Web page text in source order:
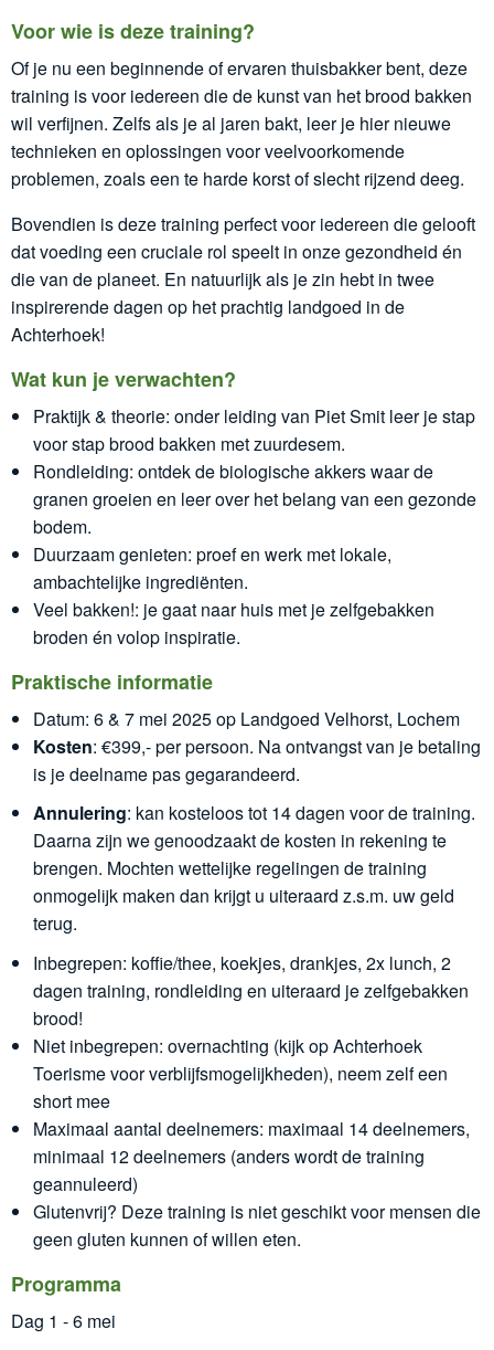
Voor wie is deze training?
Of je nu een beginnende of ervaren thuisbakker bent, deze
training is voor iedereen die de kunst van het brood bakken
wil verfijnen. Zelfs als je al jaren bakt, leer je hier nieuwe
technieken en oplossingen voor veelvoorkomende
problemen, zoals een te harde korst of slecht rijzend deeg.
Bovendien is deze training perfect voor iedereen die gelooft
dat voeding een cruciale rol speelt in onze gezondheid én
die van de planeet. En natuurlijk als je zin hebt in twee
inspirerende dagen op het prachtig landgoed in de
Achterhoek!
Wat kun je verwachten?
Praktijk & theorie: onder leiding van Piet Smit leer je stap
voor stap brood bakken met zuurdesem.
Rondleiding: ontdek de biologische akkers waar de
granen groeien en leer over het belang van een gezonde
bodem.
Duurzaam genieten: proef en werk met lokale,
ambachtelijke ingrediënten.
Veel bakken!: je gaat naar huis met je zelfgebakken
broden én volop inspiratie.
Praktische informatie
Datum: 6 & 7 mei 2025 op Landgoed Velhorst, Lochem
Kosten: €399,- per persoon. Na ontvangst van je betaling
is je deelname pas gegarandeerd.
Annulering: kan kosteloos tot 14 dagen voor de training.
Daarna zijn we genoodzaakt de kosten in rekening te
brengen. Mochten wettelijke regelingen de training
onmogelijk maken dan krijgt u uiteraard z.s.m. uw geld
terug.
Inbegrepen: koffie/thee, koekjes, drankjes, 2x lunch, 2
dagen training, rondleiding en uiteraard je zelfgebakken
brood!
Niet inbegrepen: overnachting (kijk op Achterhoek
Toerisme voor verblijfsmogelijkheden), neem zelf een
short mee
Maximaal aantal deelnemers: maximaal 14 deelnemers,
minimaal 12 deelnemers (anders wordt de training
geannuleerd)
Glutenvrij? Deze training is niet geschikt voor mensen die
geen gluten kunnen of willen eten.
Programma
Dag 1 - 6 mei